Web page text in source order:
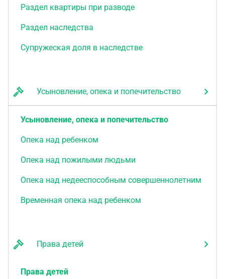
Раздел квартиры при разводе
Раздел наследства
Супружеская доля в наследстве
Усыновление, опека и попечительство
Усыновление, опека и попечительство
Опека над ребенком
Опека над пожилыми людьми
Опека над недееспособным совершеннолетним
Временная опека над ребенком
Права детей
Права детей